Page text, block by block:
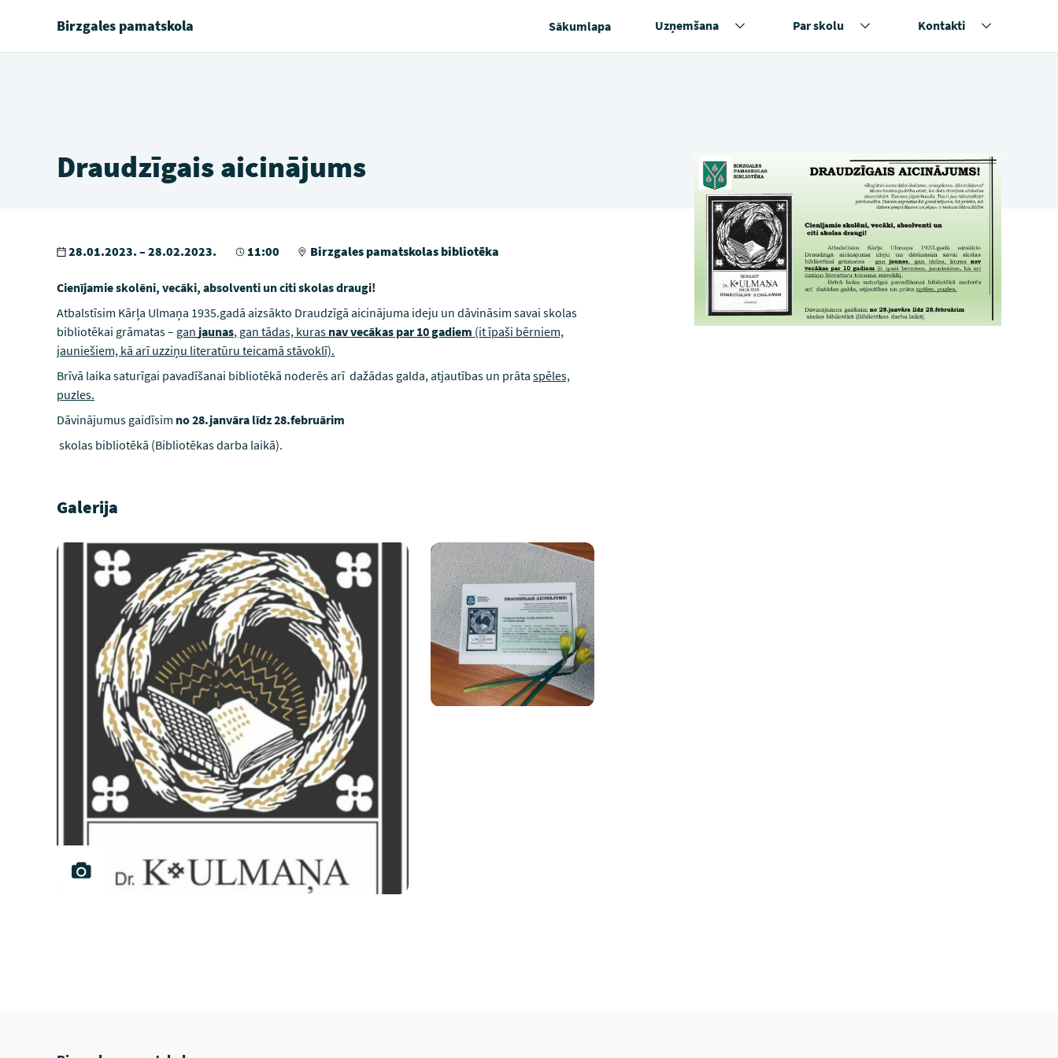
Birzgales pamatskola Sākumlapa Uzņemšana Par skolu Kontakti
Draudzīgais aicinājums
28.01.2023. – 28.02.2023. 11:00 Birzgales pamatskolas bibliotēka
Cienījamie skolēni, vecāki, absolventi unciti skolas draugi!
Atbalstīsim Kārļa Ulmaņa 1935.gadā aizsākto Draudzīgā aicinājuma ideju un dāvināsim savai skolas
bibliotēkai grāmatas – gan jaunas, gan tādas, kuras nav vecākas par 10 gadiem (it īpaši bērniem,
jauniešiem, kā arī uzziņu literatūru teicamā stāvoklī).
Brīvā laika saturīgai pavadīšanai bibliotēkā noderēs arī dažādas galda, atjautības un prāta spēles,
puzles.
Dāvinājumus gaidīsim no 28.janvāra līdz 28.februārim
skolas bibliotēkā (Bibliotēkas darba laikā).
Galerija